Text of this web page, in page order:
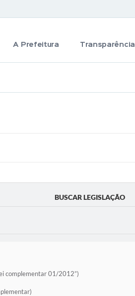
A Prefeitura Transparência
BUSCAR LEGISLAÇÃO
complementar 01/2012”)